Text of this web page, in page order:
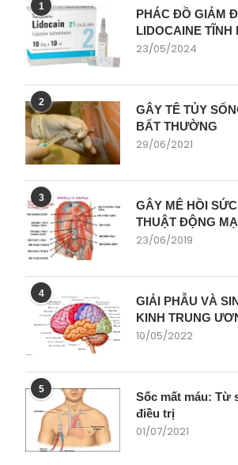
1
PHÁC ĐỒ GIẢM
LIDOCAINE TĨNH
23/05/2024
2
GÂY TÊ TỦY
BẤT THƯỜNG
29/06/2021
3
GÂY MÊ HỒI
THUẬT ĐỘNG
23/06/2019
4
GIẢI PHẪU VÀ
KINH TRUNG
10/05/2022
5
Sốc mất máu: Từ
điều trị
01/07/2021